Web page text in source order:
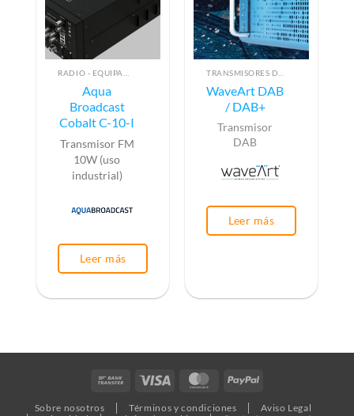
Aqua
Broadcast
Cobalt C-10-I
Transmisor FM
10W (uso
industrial)
Leer más
WaveArt DAB
/ DAB+
Transmisor
DAB
Leer más
Bank
Visa MasterCardPayPal
Sobre nosotros Términos y condiciones
Aviso Legal